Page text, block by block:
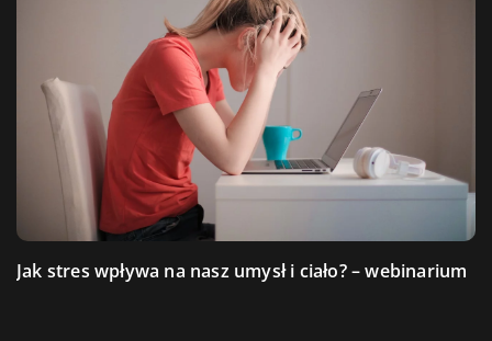
Relacje na odległość. Jak wspierać najbliższych w
Jak radzić sobie z wyzwaniami emocjonalnymi
Jak stres wpływa na nasz umysł i ciało? – webinarium